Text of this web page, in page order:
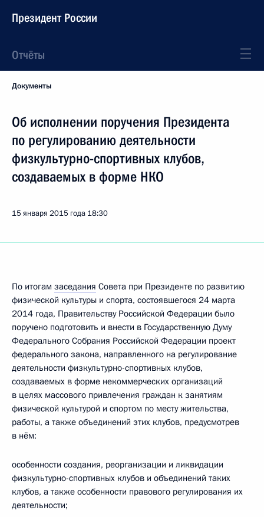
Президент России
Отчёты
Документы
Об исполнении поручения Президента
по регулированию деятельности
физкультурно-спортивных клубов,
создаваемых в форме НКО
15 января 2015 года 18:30
По итогам заседания Совета при Президенте по развитию
физической культуры и спорта, состоявшегося 24 марта
2014 года, Правительству Российской Федерации было
поручено подготовить и внести в Государственную Думу
Федерального Собрания Российской Федерации проект
федерального закона, направленного на регулирование
деятельности физкультурно-спортивных клубов,
создаваемых в форме некоммерческих организаций
в целях массового привлечения граждан к занятиям
физической культурой и спортом по месту жительства,
работы, а также объединений этих клубов, предусмотрев
в нём:
особенности создания, реорганизации и ликвидации
физкультурно-спортивных клубов и объединений таких
клубов, а также особенности правового регулирования их
деятельности;